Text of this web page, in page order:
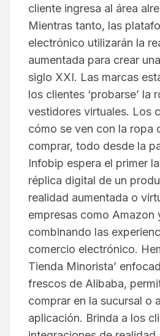
cliente ingresa al área
Mientras tanto, las
electrónico utilizarán la
aumentada para crear
siglo XXI. Las marcas
los clientes ‘probarse’ la
vestidores virtuales. Los
cómo se ven con la ropa
comprar, todo desde la
Infobip espera el primer
réplica digital de un
realidad aumentada o
empresas como Amazon
combinando las
comercio electrónico.
Tienda Minorista’
frescos de Alibaba,
comprar en la sucursal o
aplicación. Brinda a los